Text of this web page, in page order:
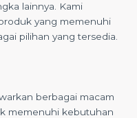
lainnya. Kami
yang memenuhi
pilihan yang tersedia.
berbagai macam
memenuhi kebutuhan